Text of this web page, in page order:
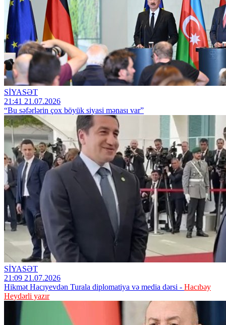
SİYASƏT
21:41 21.07.2026
“Bu səfərlərin çox böyük siyasi mənası var”
SİYASƏT
21:09 21.07.2026
Hikmət Hacıyevdən Turala diplomatiya və media dərsi - Hacıbəy
Heydərli yazır